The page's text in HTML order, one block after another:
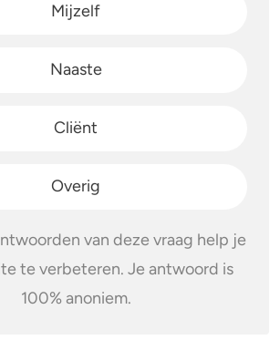
Mijzelf
Naaste
Cliënt
Overig
van deze vraag help je
te verbeteren. Je antwoord is
100% anoniem.